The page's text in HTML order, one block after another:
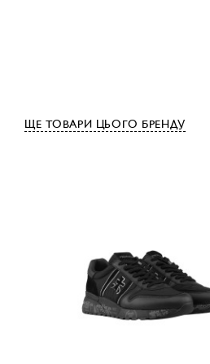
ЩЕ ТОВАРИ ЦЬОГО БРЕНДУ